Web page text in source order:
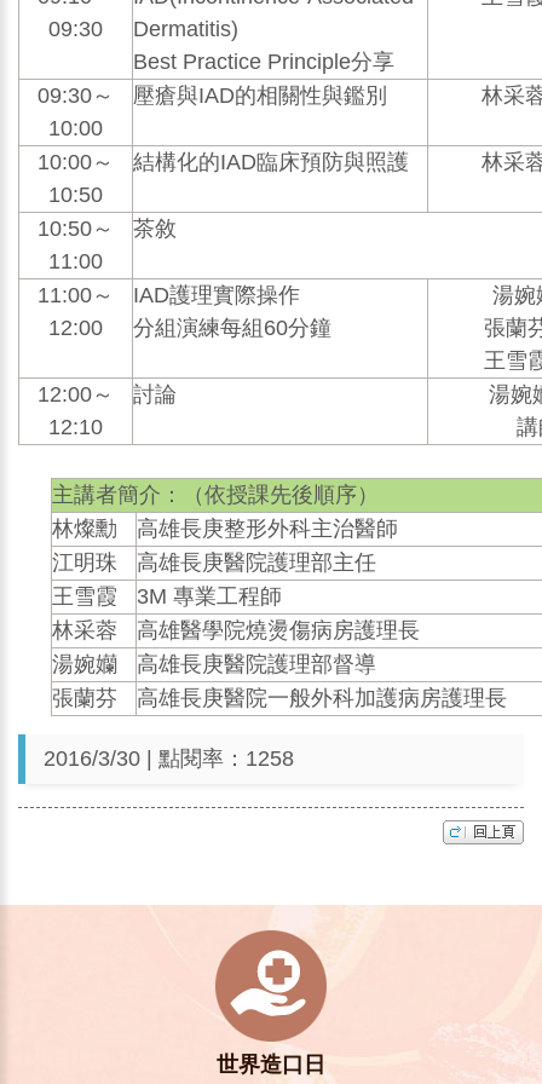
09:30
Dermatitis)
Best Practice Principle分享
09:30～
10:00
壓瘡與IAD的相關性與鑑別 林采
10:00～
10:50
結構化的IAD臨床預防與照護 林采
10:50～
11:00
茶敘
11:00～
12:00
IAD護理實際操作
分組演練每組60分鐘
湯婉
張蘭
王雪
12:00～
12:10
討論
湯婉
主講者簡介：（依授課先後順序）
林燦勳
高雄長庚整形外科主治醫師
江明珠
高雄長庚醫院護理部主任
王雪霞
3M 專業工程師
林采蓉
高雄醫學院燒燙傷病房護理長
湯婉孏
高雄長庚醫院護理部督導
張蘭芬
高雄長庚醫院一般外科加護病房護理長
2016/3/30 | 點閱率：1258
世界造口日